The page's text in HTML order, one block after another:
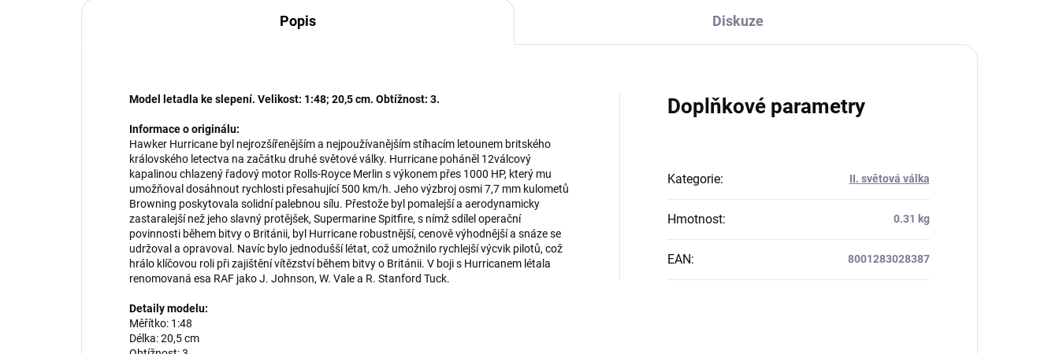
Popis Diskuze
Model letadla ke slepení. Velikost: 1:48; 20,5 cm. Obtížnost: 3.
Informace o originálu:
Hawker Hurricane byl nejrozšířenějším a nejpoužívanějším stíhacím letounem britského
královského letectva na začátku druhé světové války. Hurricane poháněl 12válcový
kapalinou chlazený řadový motor Rolls-Royce Merlin s výkonem přes 1000 HP, který mu
umožňoval dosáhnout rychlosti přesahující 500 km/h. Jeho výzbroj osmi 7,7 mm kulometů
Browning poskytovala solidní palebnou sílu. Přestože byl pomalejší a aerodynamicky
zastaralejší než jeho slavný protějšek, Supermarine Spitfire, s nímž sdílel operační
povinnosti během bitvy o Británii, byl Hurricane robustnější, cenově výhodnější a snáze se
udržoval a opravoval. Navíc bylo jednodušší létat, což umožnilo rychlejší výcvik pilotů, což
hrálo klíčovou roli při zajištění vítězství během bitvy o Británii. V boji s Hurricanem létala
renomovaná esa RAF jako J. Johnson, W. Vale a R. Stanford Tuck.
Detaily modelu:
Měřítko: 1:48
Délka: 20,5 cm
Doplňkové parametry
Kategorie: II. světová válka
Hmotnost: 0.31 kg
EAN: 8001283028387